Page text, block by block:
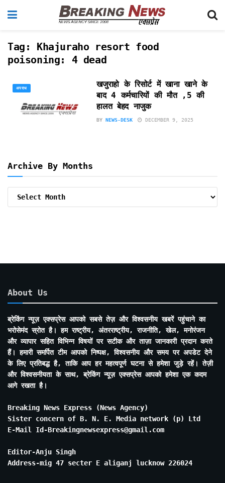
Tag: Khajuraho resort food
poisoning: 4 dead
अपराध
खजुराहो के रिसोर्ट में खाना खाने के
बाद 4 कर्मचारियों की मौत ,5 की
हालत बेहद नाजुक
BY NEWS-DESK DECEMBER 9, 2025
Archive By Months
About Us
ब्रेकिंग न्यूज़ एक्सप्रेस आपको सबसे तेज़ और विश्वसनीय खबरें पहुंचाने का
भरोसेमंद स्रोत है। हम राष्ट्रीय, अंतरराष्ट्रीय, राजनीति, खेल, मनोरंजन
और व्यापार सहित विभिन्न विषयों पर सटीक और ताज़ा जानकारी प्रदान करते
हैं। हमारी समर्पित टीम आपको निष्पक्ष, विश्वसनीय और समय पर अपडेट देने
के लिए प्रतिबद्ध है, ताकि आप हर महत्वपूर्ण घटना से हमेशा जुड़े रहें। तेज़ी
और विश्वसनीयता के साथ, ब्रेकिंग न्यूज़ एक्सप्रेस आपको हमेशा एक कदम
आगे रखता है।
Breaking News Express (News Agency)
Sister concern of B. N. E. Media network (p) Ltd
E-Mail Id-Breakingnewsexpress@gmail.com
Editor-Anju Singh
Address-mig 47 secter E aliganj lucknow 226024